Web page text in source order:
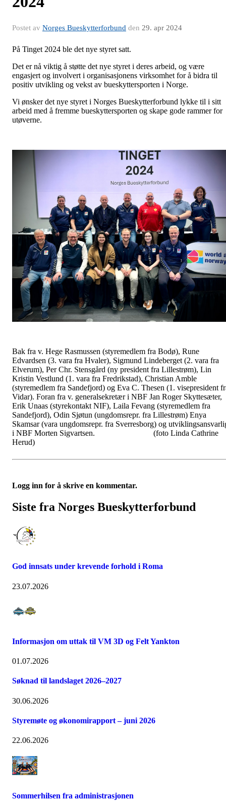
Postet av Norges Bueskytterforbund den 29. apr 2024
På Tinget 2024 ble det nye styret satt.
Det er nå viktig å støtte det nye styret i deres arbeid, og være
engasjert og involvert i organisasjonens virksomhet for å bidra til
positiv utvikling og vekst av bueskyttersporten i Norge.
Vi ønsker det nye styret i Norges Bueskytterforbund lykke til i sitt
arbeid med å fremme bueskyttersporten og skape gode rammer for
utøverne.
Bak fra v. Hege Rasmussen (styremedlem fra Bodø), Rune
Edvardsen (3. vara fra Hvaler), Sigmund Lindeberget (2. vara fra
Elverum), Per Chr. Stensgård (ny president fra Lillestrøm), Lin
Kristin Vestlund (1. vara fra Fredrikstad), Christian Amble
(styremedlem fra Sandefjord) og Eva C. Thesen (1. visepresident
Vidar). Foran fra v. generalsekretær i NBF Jan Roger Skyttesæter,
Erik Unaas (styrekontakt NIF), Laila Fevang (styremedlem fra
Sandefjord), Odin Sjøtun (ungdomsrepr. fra Lillestrøm) Enya
Skamsar (vara ungdomsrepr. fra Sverresborg) og
i NBF Morten Sigvartsen. (foto Linda Cathrine
Herud)
Logg inn for å skrive en kommentar.
Siste fra Norges Bueskytterforbund
God innsats under krevende forhold i Roma
23.07.2026
Informasjon om uttak til VM 3D og Felt Yankton
01.07.2026
Søknad til landslaget 2026–2027
30.06.2026
Styremøte og økonomirapport – juni 2026
22.06.2026
Sommerhilsen fra administrasjonen